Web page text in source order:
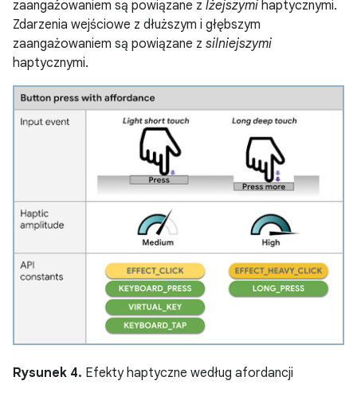
zaangażowaniem są powiązane z lżejszymi haptycznymi.
Zdarzenia wejściowe z dłuższym i głębszym
zaangażowaniem są powiązane z silniejszymi
haptycznymi.
Rysunek 4. Efekty haptyczne według afordancji